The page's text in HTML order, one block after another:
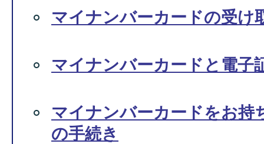
マイナンバーカードの受け
マイナンバーカードと電子
マイナンバーカードをお持
の手続き